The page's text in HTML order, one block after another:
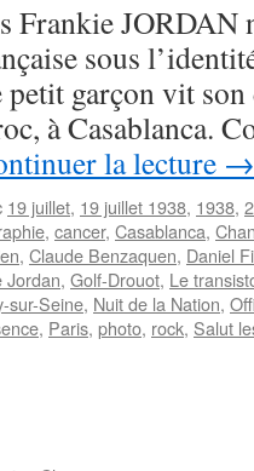
Frankie
sous
garçon vit son
à Casablanca.
la lecture →
19 juillet, 19 juillet 1938, 1938,
, cancer, Casablanca,
, Claude Benzaquen, Daniel
Jordan, Golf-Drouot, Le
sur-Seine, Nuit de la Nation,
, Paris, photo, rock, Salut